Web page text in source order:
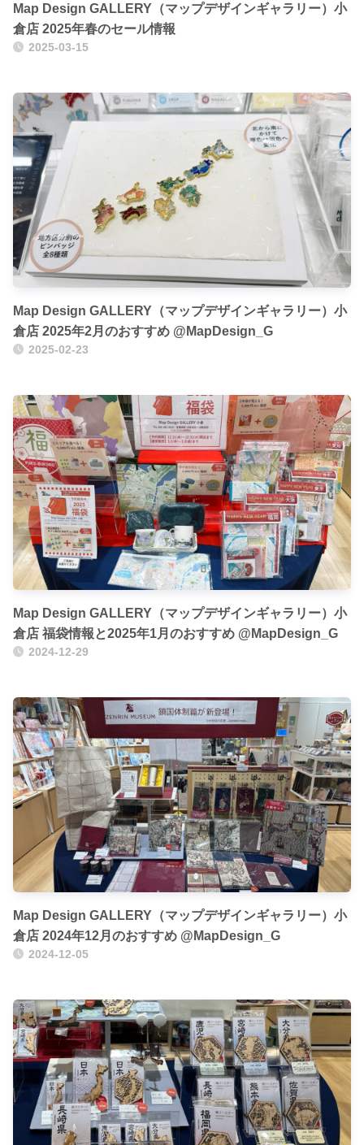
Map Design GALLERY（マップデザインギャラリー）小
倉店 2025年春のセール情報
2025-03-15
Map Design GALLERY（マップデザインギャラリー）小
倉店 2025年2月のおすすめ @MapDesign_G
2025-02-23
Map Design GALLERY（マップデザインギャラリー）小
倉店 福袋情報と2025年1月のおすすめ @MapDesign_G
2024-12-29
Map Design GALLERY（マップデザインギャラリー）小
倉店 2024年12月のおすすめ @MapDesign_G
2024-12-05